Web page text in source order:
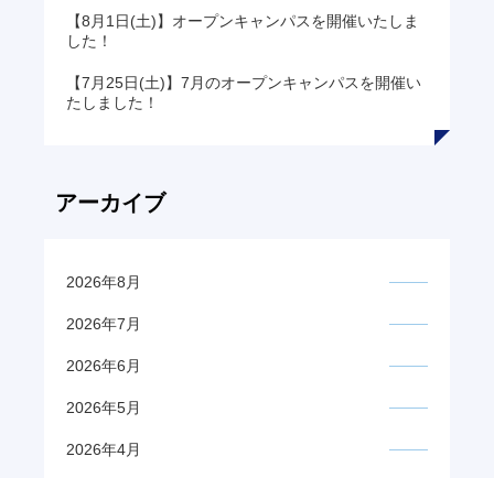
【8月1日(土)】オープンキャンパスを開催いたしま
した！
【7月25日(土)】7月のオープンキャンパスを開催い
たしました！
アーカイブ
2026年8月
2026年7月
2026年6月
2026年5月
2026年4月